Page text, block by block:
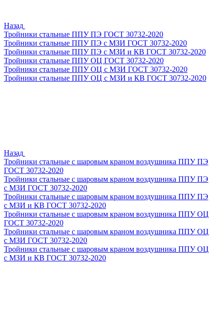
Назад
Тройники стальные ППУ ПЭ ГОСТ 30732-2020
Тройники стальные ППУ ПЭ с МЗИ ГОСТ 30732-2020
Тройники стальные ППУ ПЭ с МЗИ и КВ ГОСТ 30732-2020
Тройники стальные ППУ ОЦ ГОСТ 30732-2020
Тройники стальные ППУ ОЦ с МЗИ ГОСТ 30732-2020
Тройники стальные ППУ ОЦ с МЗИ и КВ ГОСТ 30732-2020
Назад
Тройники стальные с шаровым краном воздушника ППУ ПЭ
ГОСТ 30732-2020
Тройники стальные с шаровым краном воздушника ППУ ПЭ
с МЗИ ГОСТ 30732-2020
Тройники стальные с шаровым краном воздушника ППУ ПЭ
с МЗИ и КВ ГОСТ 30732-2020
Тройники стальные с шаровым краном воздушника ППУ ОЦ
ГОСТ 30732-2020
Тройники стальные с шаровым краном воздушника ППУ ОЦ
с МЗИ ГОСТ 30732-2020
Тройники стальные с шаровым краном воздушника ППУ ОЦ
с МЗИ и КВ ГОСТ 30732-2020